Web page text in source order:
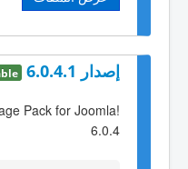
إصدار 6.0.4.1
Pack for Joomla!
6.0.4